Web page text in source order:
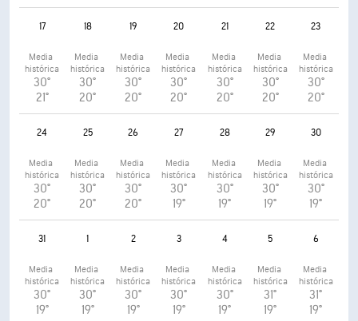
17
Media
histórica
30°
21°
18
Media
histórica
30°
20°
19
Media
histórica
30°
20°
20
Media
histórica
30°
20°
21
Media
histórica
30°
20°
22
Media
histórica
30°
20°
23
Media
histórica
30°
20°
24
Media
histórica
30°
20°
25
Media
histórica
30°
20°
26
Media
histórica
30°
20°
27
Media
histórica
30°
19°
28
Media
histórica
30°
19°
29
Media
histórica
30°
19°
30
Media
histórica
30°
19°
31
Media
histórica
30°
19°
1
Media
histórica
30°
19°
2
Media
histórica
30°
19°
3
Media
histórica
30°
19°
4
Media
histórica
30°
19°
5
Media
histórica
31°
19°
6
Media
histórica
31°
19°